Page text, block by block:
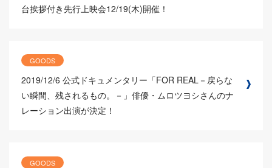
台挨拶付き先行上映会12/19(木)開催！
GOODS
2019/12/6 公式ドキュメンタリー「FOR REAL－戻らな
い瞬間、残されるもの。－」俳優・ムロツヨシさんのナ
レーション出演が決定！
GOODS